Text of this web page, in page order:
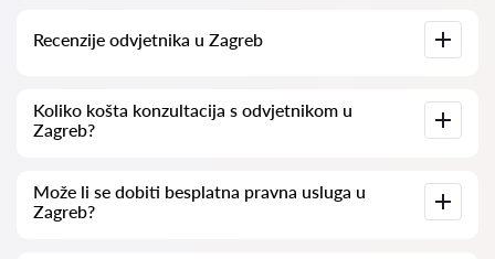
informacijama. Cijene, recenzije, telefonski brojevi i adrese.
Recenzije odvjetnika u Zagreb
odvjetnicima. Ne brišemo negativne recenzije niti postoji
mogućnost njihovog lažnog povećavanja.
Koliko košta konzultacija s odvjetnikom u
Zagreb?
nadalje (cijene mogu varirati ovisno o složenosti pitanja i
obliku odgovora).
Može li se dobiti besplatna pravna usluga u
Zagreb?